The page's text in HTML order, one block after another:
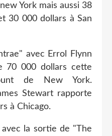
York mais aussi 38
30 000 dollars à San
avec Errol Flynn
70 000 dollars cette
de New York.
Stewart rapporte
à Chicago.
la sortie de "The